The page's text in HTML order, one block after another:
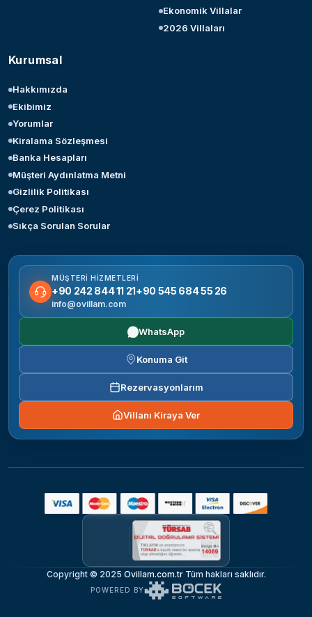
Ekonomik Villalar
2026 Villaları
Kurumsal
Hakkımızda
Ekibimiz
Yorumlar
Kiralama Sözleşmesi
Banka Hesapları
Müşteri Aydınlatma Metni
Gizlilik Politikası
Çerez Politikası
Sıkça Sorulan Sorular
MÜŞTERI HIZMETLERI
+90 242 844 11 21+90 545 684 55 26
info@ovillam.com
WhatsApp
Konuma Git
Rezervasyonlarım
Villanı Kiraya Ver
Copyright © 2025 Ovillam.com.trTüm hakları saklıdır.
POWERED BY